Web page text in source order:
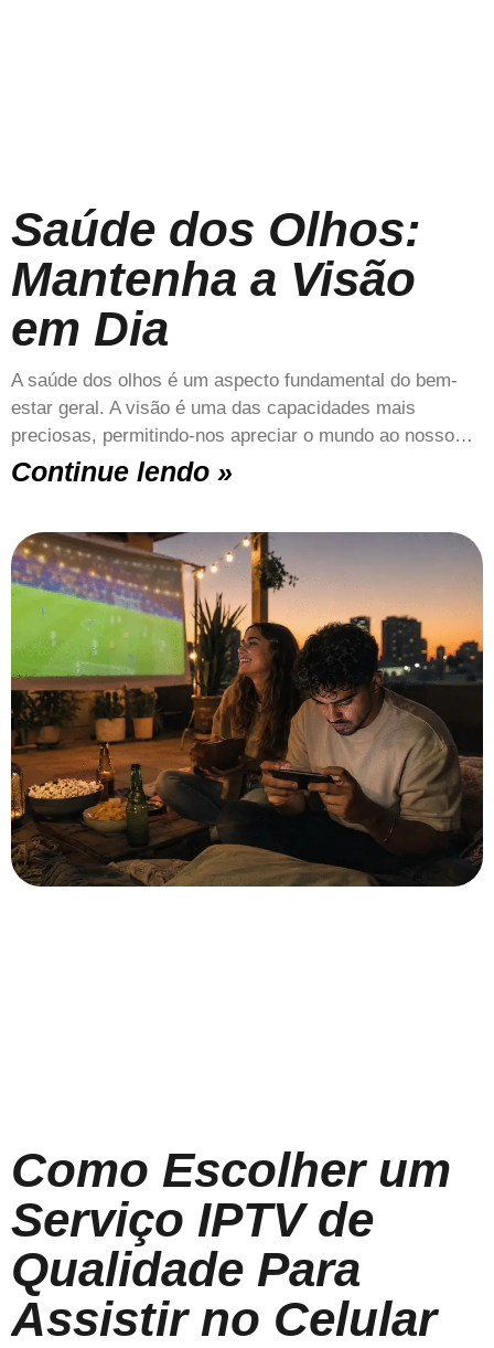
Saúde dos Olhos:
Mantenha a Visão
em Dia
A saúde dos olhos é um aspecto fundamental do bem-
estar geral. A visão é uma das capacidades mais
preciosas, permitindo-nos apreciar o mundo ao nosso…
Continue lendo »
Como Escolher um
Serviço IPTV de
Qualidade Para
Assistir no Celular